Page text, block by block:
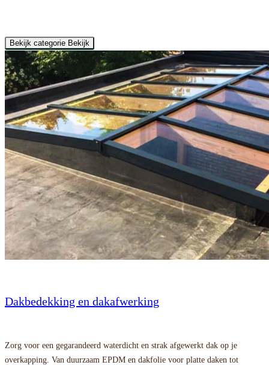
Bekijk categorie Bekijk
Dakbedekking en dakafwerking
Zorg voor een gegarandeerd waterdicht en strak afgewerkt dak op je
overkapping. Van duurzaam EPDM en dakfolie voor platte daken tot